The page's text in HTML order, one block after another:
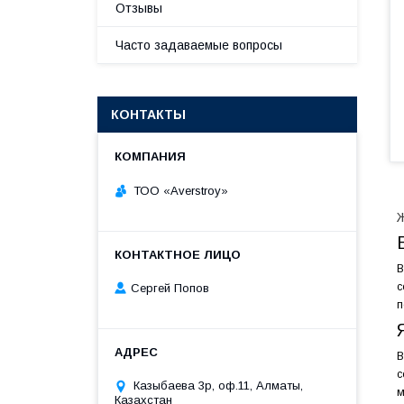
Отзывы
Часто задаваемые вопросы
КОНТАКТЫ
ТОО «Averstroy»
Сергей Попов
Казыбаева 3р, оф.11, Алматы,
Казахстан